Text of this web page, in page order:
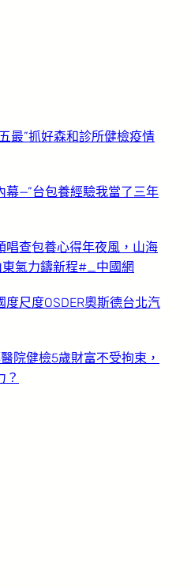
最”抓好森和診所健檢疫情
幕—”台包養經驗我當了三年
唱查包養心得年夜風，山海
氣力鑄新程#_中國網
度尺度OSDER奧斯德台北汽
院健檢5歲財富不受拘束，
？